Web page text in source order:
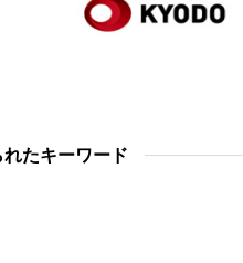
たキーワード